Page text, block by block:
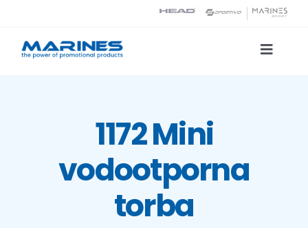
content
Toggle
Tehnologije tiska1172 Mini
vodootporna
torba